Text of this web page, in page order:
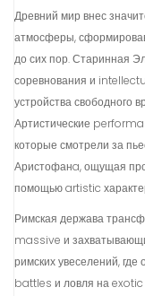
Древний мир внес
атмосферы,
до сих пор. Старинная
соревнования и
устройства свободного
Артистические
которые смотрели за
Аристофанa, ощущая
помощью artistic
Римская держава
massive и
римских увеселений,
battles и ловля на